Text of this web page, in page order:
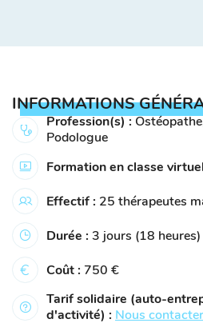
INFORMATIONS
Profession(s) :
Podologue
Formation en classe
Effectif : 25 thérapeutes
Durée : 3 jours (18 heures)
Coût : 750 €
Tarif solidaire (auto-
d'activité) : Nous contacter